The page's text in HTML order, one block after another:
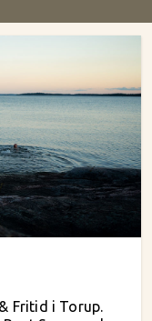
Fritid i Torup.